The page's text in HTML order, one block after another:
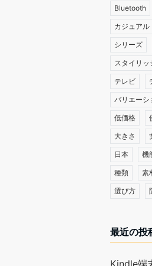
Bluetooth
カジュアル
シリーズ
スタイリッ
テレビ
バリエーシ
低価格
大きさ
日本 機
種類 素
選び方
最近の投
Kindle端